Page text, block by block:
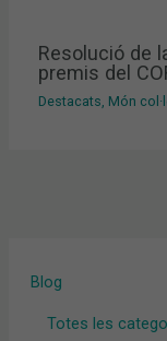
Blog
Totes les
Resolució de
premis del
Destacats Món